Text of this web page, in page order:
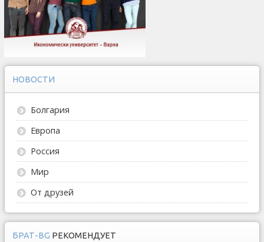
НОВОСТИ
Болгария
Европа
Россия
Мир
От друзей
БРАТ-BG РЕКОМЕНДУЕТ